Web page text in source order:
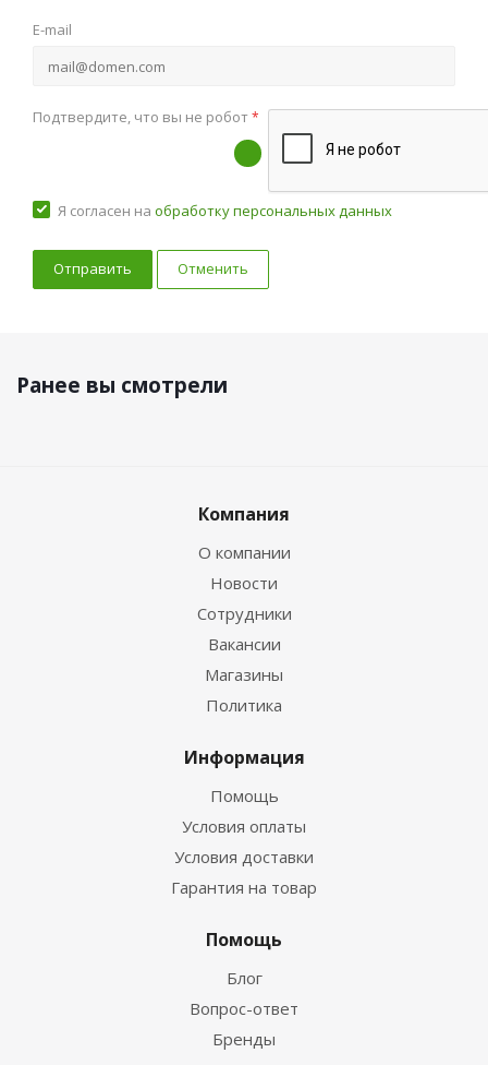
E-mail
Подтвердите, что вы не робот*
Я согласен на обработку персональных данных
Отменить
Ранее вы смотрели
Компания
О компании
Новости
Сотрудники
Вакансии
Магазины
Политика
Информация
Помощь
Условия оплаты
Условия доставки
Гарантия на товар
Помощь
Блог
Вопрос-ответ
Бренды